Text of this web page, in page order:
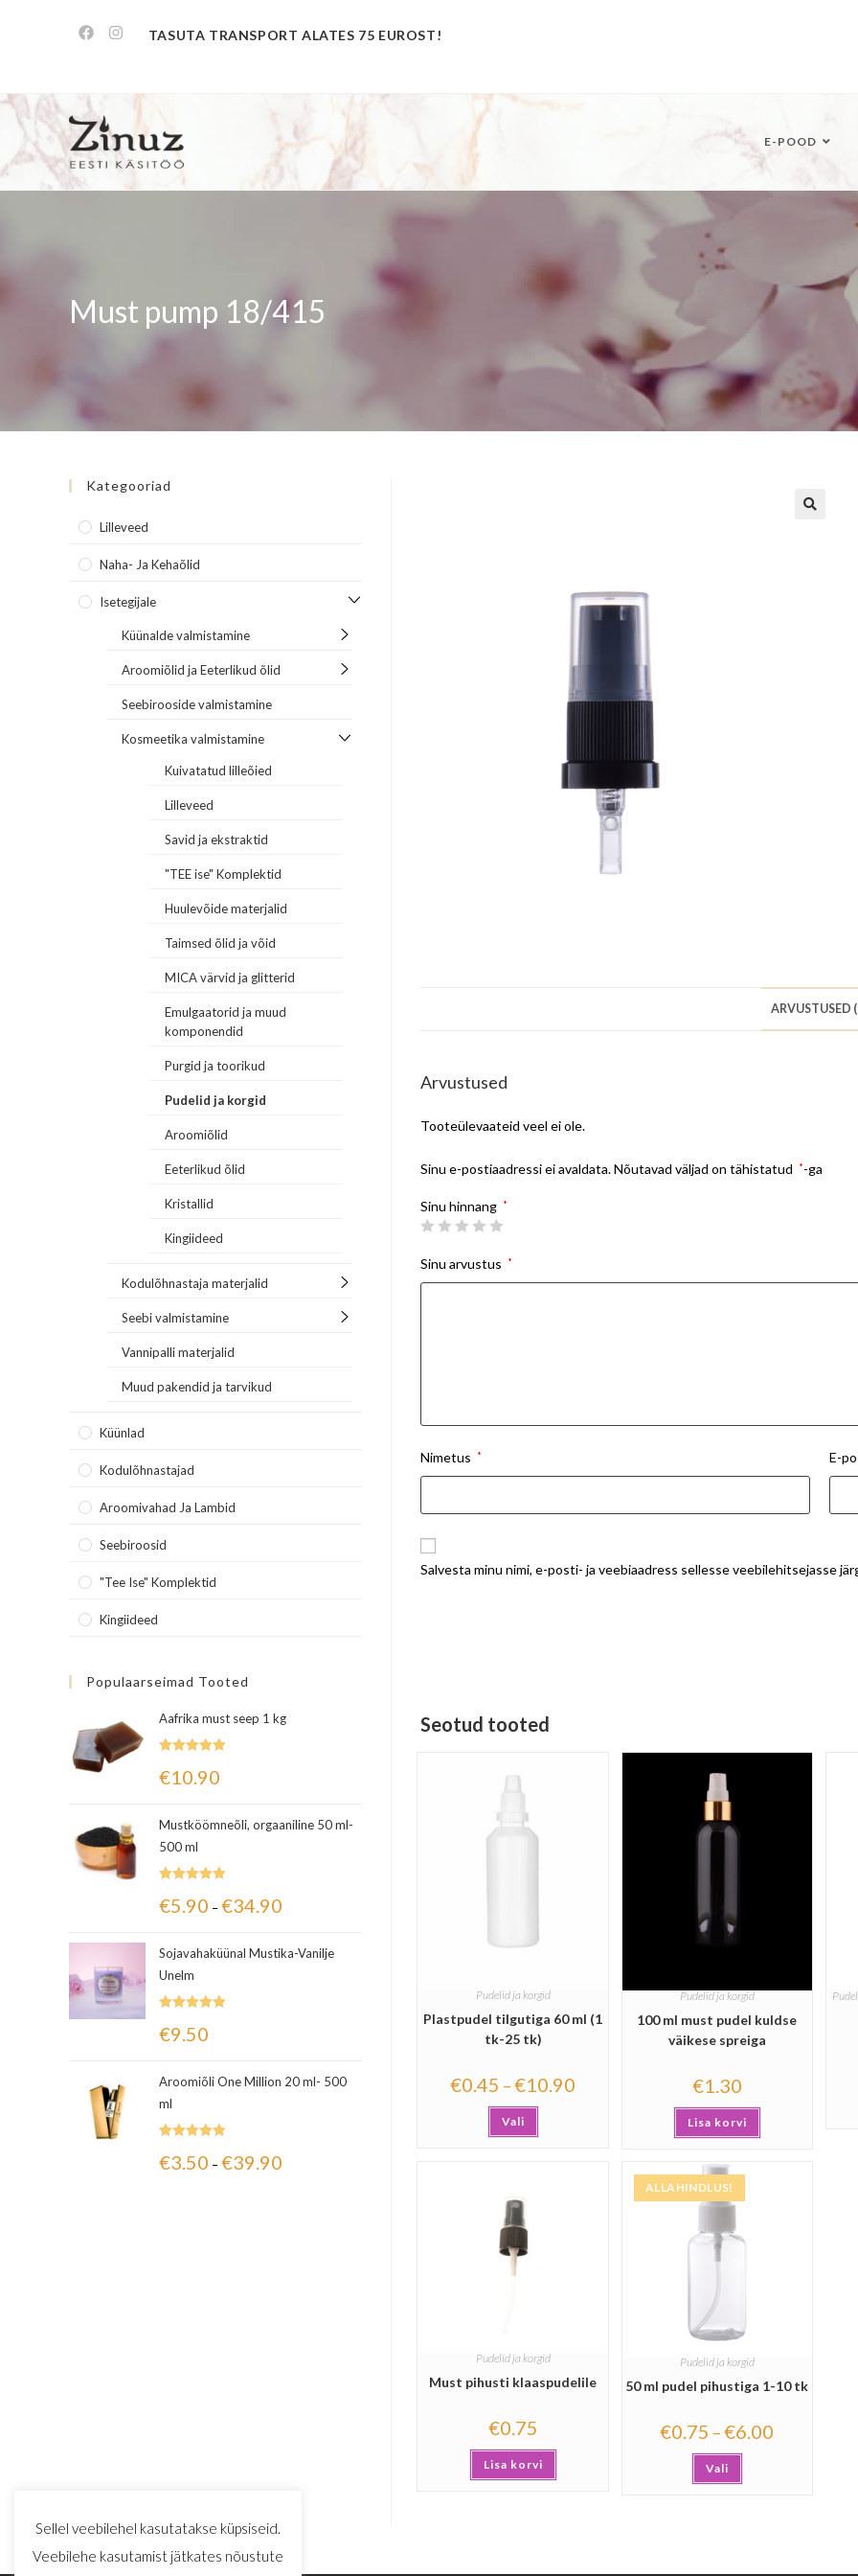
TASUTA TRANSPORT ALATES 75 EUROST!
E-POOD
Must pump 18/415
ARVUSTUSED
Arvustused
Tooteülevaateid veel ei ole.
Sinu e-postiaadressi ei avaldata.Nõutavad väljad on tähistatud *-ga
Sinu hinnang *
Sinu arvustus *
Nimetus * E-
Salvesta minu nimi, e-posti- ja veebiaadress sellesse veebilehitsejasse
Seotud tooted
Pudelid ja korgid
Plastpudel tilgutiga 60 ml (1
tk-25 tk)
€0.45 –€10.90
Vali
Pudelid ja korgid
100 ml must pudel kuldse
väikese spreiga
€1.30
Lisa korvi
Pudelid ja korgid
Must pihusti klaaspudelile
€0.75
Lisa korvi
ALLAHINDLUS!
Pudelid ja korgid
50 ml pudel pihustiga 1-10 tk
€0.75 –€6.00
Vali
Kategooriad
Lilleveed
Naha- Ja Kehaõlid
Isetegijale
Küünalde valmistamine
Aroomiõlid ja Eeterlikud õlid
Seebirooside valmistamine
Kosmeetika valmistamine
Kuivatatud lilleõied
Lilleveed
Savid ja ekstraktid
"TEE ise" Komplektid
Huulevõide materjalid
Taimsed õlid ja võid
MICA värvid ja glitterid
Emulgaatorid ja muud
komponendid
Purgid ja toorikud
Pudelid ja korgid
Aroomiõlid
Eeterlikud õlid
Kristallid
Kingiideed
Kodulõhnastaja materjalid
Seebi valmistamine
Vannipalli materjalid
Muud pakendid ja tarvikud
Küünlad
Kodulõhnastajad
Aroomivahad Ja Lambid
Seebiroosid
"Tee Ise" Komplektid
Kingiideed
Populaarseimad Tooted
Aafrika must seep 1 kg
5.00/ 5
€10.90
Mustköömneõli, orgaaniline 50 ml-
500 ml
5.00 / 5
€5.90 –€34.90
Sojavahaküünal Mustika-Vanilje
Unelm
5.00 / 5
€9.50
Aroomiõli One Million 20 ml- 500
ml
5.00/ 5
€3.50 –€39.90
Sellel veebilehel kasutatakse küpsiseid.
Veebilehe kasutamist jätkates nõustute